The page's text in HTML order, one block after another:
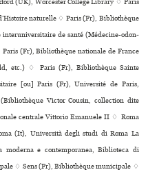
(UK), Worcester College Library ♢ Paris
natu­relle ♢ Paris (Fr), Bibliothèque
de santé (Médecine-odon­
(Fr), Bibliothèque nationale de France
etc.) ♢ Paris (Fr), Bibliothèque Sainte
[ou] Paris (Fr), Université de Paris,
Victor Cousin, collection dite
cen­trale Vittorio Emanuele II ♢ Roma
(It), Università degli studi di Roma La
e contem­po­ra­nea, Biblioteca di
♢ Sens (Fr), Bibliothèque muni­ci­pale ♢